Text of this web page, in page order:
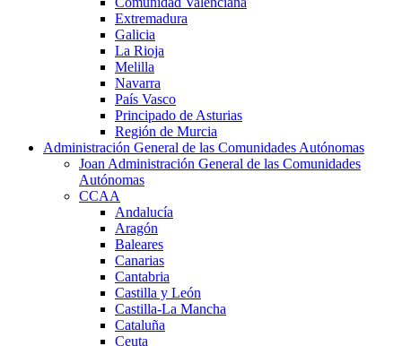
Extremadura
Galicia
La Rioja
Melilla
Navarra
País Vasco
Principado de Asturias
Región de Murcia
Administración General de las Comunidades Autónomas
Joan Administración General de las Comunidades
Autónomas
CCAA
Andalucía
Aragón
Baleares
Canarias
Cantabria
Castilla y León
Castilla-La Mancha
Cataluña
Ceuta